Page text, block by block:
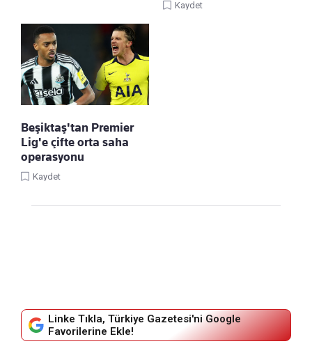
Kaydet
Beşiktaş'tan Premier
Lig'e çifte orta saha
operasyonu
Kaydet
Linke Tıkla, Türkiye Gazetesi'ni Google
Favorilerine Ekle!